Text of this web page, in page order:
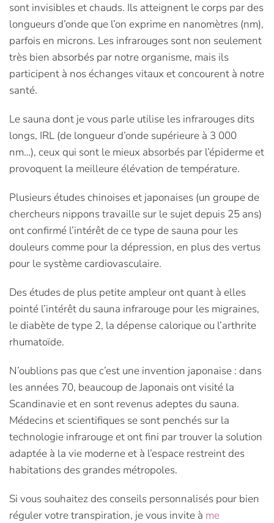
sont invisibles et chauds. Ils atteignent le corps par des
longueurs d’onde que l’on exprime en nanomètres (nm),
parfois en microns. Les infrarouges sont non seulement
très bien absorbés par notre organisme, mais ils
participent à nos échanges vitaux et concourent à notre
santé.
Le sauna dont je vous parle utilise les infrarouges dits
longs, IRL (de longueur d’onde supérieure à 3 000
nm…), ceux qui sont le mieux absorbés par l’épiderme et
provoquent la meilleure élévation de température.
Plusieurs études chinoises et japonaises (un groupe de
chercheurs nippons travaille sur le sujet depuis 25 ans)
ont confirmé l’intérêt de ce type de sauna pour les
douleurs comme pour la dépression, en plus des vertus
pour le système cardiovasculaire.
Des études de plus petite ampleur ont quant à elles
pointé l’intérêt du sauna infrarouge pour les migraines,
le diabète de type 2, la dépense calorique ou l’arthrite
rhumatoïde.
N’oublions pas que c’est une invention japonaise : dans
les années 70, beaucoup de Japonais ont visité la
Scandinavie et en sont revenus adeptes du sauna.
Médecins et scientifiques se sont penchés sur la
technologie infrarouge et ont fini par trouver la solution
adaptée à la vie moderne et à l’espace restreint des
habitations des grandes métropoles.
Si vous souhaitez des conseils personnalisés pour bien
réguler votre transpiration, je vous invite à me